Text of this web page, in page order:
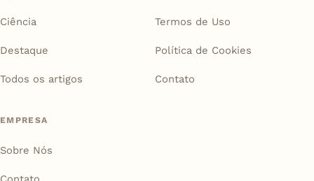
Ciência
Destaque
Todos os artigos
Termos de Uso
Política de Cookies
Contato
EMPRESA
Sobre Nós